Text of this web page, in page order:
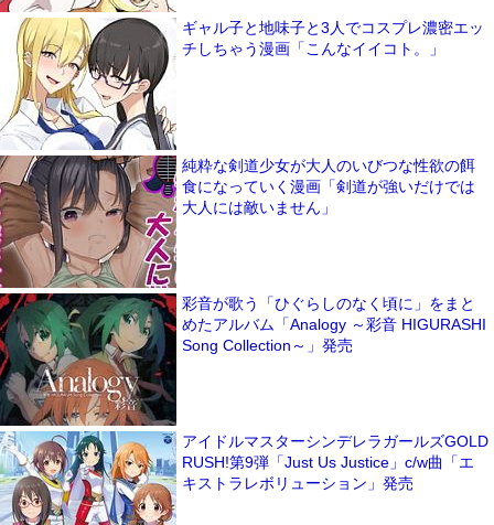
ギャル子と地味子と3人でコスプレ濃密エッ
チしちゃう漫画「こんなイイコト。」
純粋な剣道少女が大人のいびつな性欲の餌
食になっていく漫画「剣道が強いだけでは
大人には敵いません」
彩音が歌う「ひぐらしのなく頃に」をまと
めたアルバム「Analogy ～彩音 HIGURASHI
Song Collection～」発売
アイドルマスターシンデレラガールズGOLD
RUSH!第9弾「Just Us Justice」c/w曲「エ
キストラレボリューション」発売